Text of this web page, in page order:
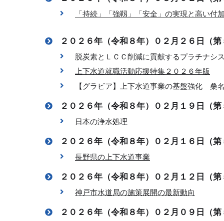
「持続」「強靱」「安全」の実現と高い付
２０２６年（令和８年）０２月２６日（
脱炭素とＬＣＣ削減に貢献するプラチナシ
上下水道就職活動応援特集２０２６年版
【グラビア】上下水道事業の基盤強化 桑
２０２６年（令和８年）０２月１９日（
日本の浄水処理
２０２６年（令和８年）０２月１６日（
長野県の上下水道事業
２０２６年（令和８年）０２月１２日（
神戸市水道局の施策展開の最新動向
２０２６年（令和８年）０２月０９日（